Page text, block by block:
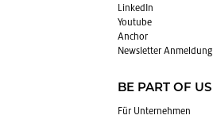
Lin­kedIn
You­tube
An­chor
News­let­ter An­mel­dung
BE PART OF US
Für Un­ter­neh­men